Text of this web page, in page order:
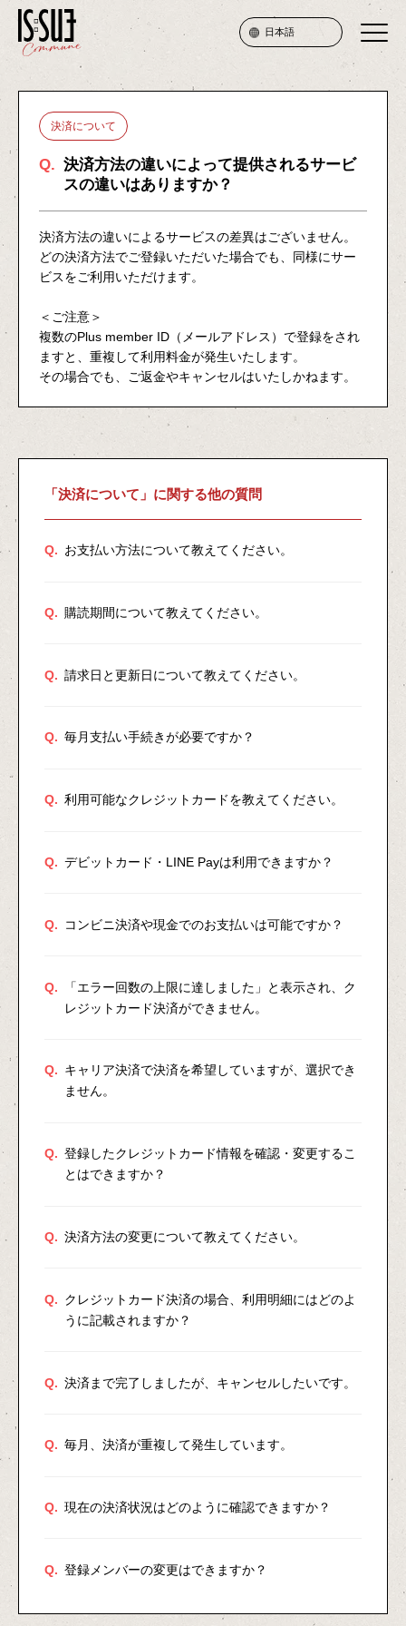
SERVICE
ATTENTION
FAQ
LOGIN
日本語
決済について
Q. 決済方法の違いによって提供されるサービ
スの違いはありますか？
決済方法の違いによるサービスの差異はございません。
どの決済方法でご登録いただいた場合でも、同様にサー
ビスをご利用いただけます。
＜ご注意＞
複数のPlus member ID（メールアドレス）で登録をされ
ますと、重複して利用料金が発生いたします。
その場合でも、ご返金やキャンセルはいたしかねます。
「決済について」に関する他の質問
Q. お支払い方法について教えてください。
Q. 購読期間について教えてください。
Q. 請求日と更新日について教えてください。
Q. 毎月支払い手続きが必要ですか？
Q. 利用可能なクレジットカードを教えてください。
Q. デビットカード・LINE Payは利用できますか？
Q. コンビニ決済や現金でのお支払いは可能ですか？
Q.
「エラー回数の上限に達しました」と表示され、ク
レジットカード決済ができません。
Q. キャリア決済で決済を希望していますが、選択でき
ません。
Q. 登録したクレジットカード情報を確認・変更するこ
とはできますか？
Q. 決済方法の変更について教えてください。
Q. クレジットカード決済の場合、利用明細にはどのよ
うに記載されますか？
Q. 決済まで完了しましたが、キャンセルしたいです。
Q. 毎月、決済が重複して発生しています。
Q. 現在の決済状況はどのように確認できますか？
Q. 登録メンバーの変更はできますか？